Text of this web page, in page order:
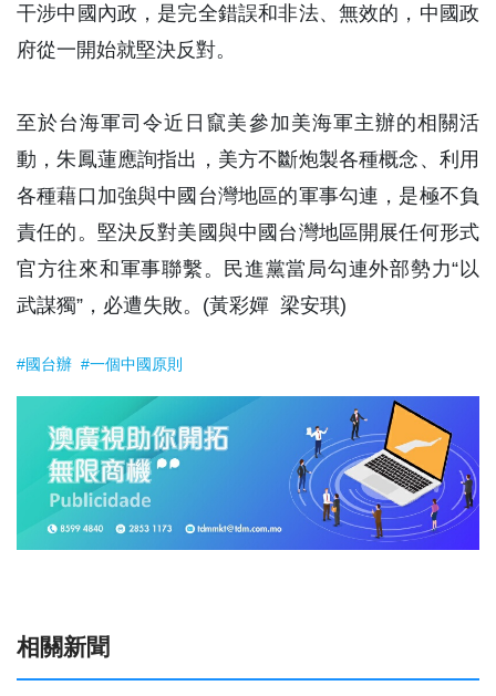
干涉中國內政，是完全錯誤和非法、無效的，中國政
府從一開始就堅決反對。
至於台海軍司令近日竄美參加美海軍主辦的相關活
動，朱鳳蓮應詢指出，美方不斷炮製各種概念、利用
各種藉口加強與中國台灣地區的軍事勾連，是極不負
責任的。堅決反對美國與中國台灣地區開展任何形式
官方往來和軍事聯繫。民進黨當局勾連外部勢力“以
武謀獨”，必遭失敗。(黃彩嬋 梁安琪)
#國台辦 #一個中國原則
相關新聞